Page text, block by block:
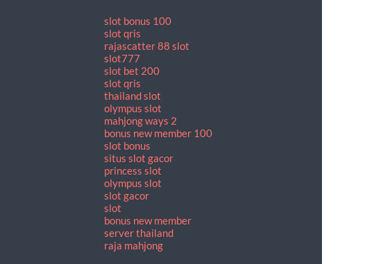
slot bonus 100
slot qris
rajascatter 88 slot
slot777
slot bet 200
slot qris
thailand slot
olympus slot
mahjong ways 2
bonus new member 100
slot bonus
situs slot gacor
princess slot
olympus slot
slot gacor
slot
bonus new member
server thailand
raja mahjong